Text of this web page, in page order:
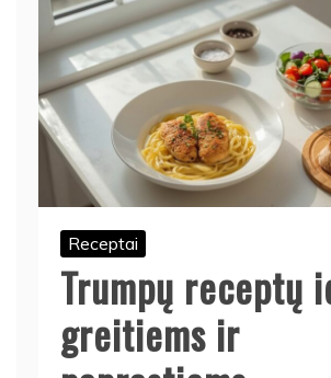
Receptai
Trumpų receptų
greitiems ir